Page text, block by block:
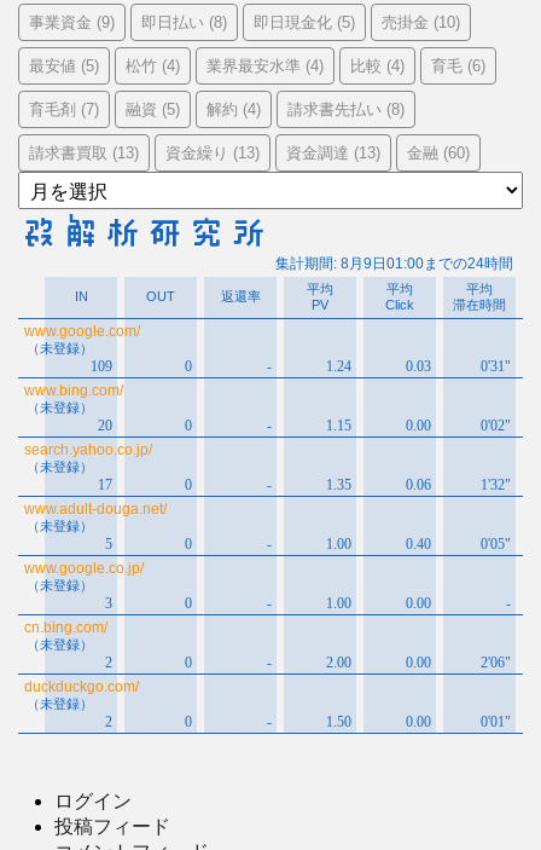
事業資金 (9) 即日払い (8) 即日現金化 (5) 売掛金 (10)
最安値 (5) 松竹 (4) 業界最安水準 (4) 比較 (4) 育毛 (6)
育毛剤 (7) 融資 (5) 解約 (4) 請求書先払い (8)
請求書買取 (13) 資金繰り (13) 資金調達 (13) 金融 (60)
ア
ー
カ
ログイン
投稿フィード